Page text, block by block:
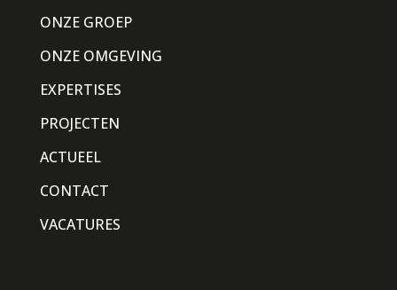
ONZE GROEP
ONZE OMGEVING
EXPERTISES
PROJECTEN
ACTUEEL
CONTACT
VACATURES